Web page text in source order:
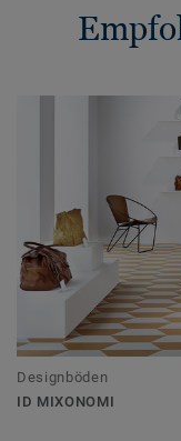
Designböden
ID MIXONOMI